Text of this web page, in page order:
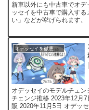
新車以外にも中古車でオ
ッセイを中古車で購入す
い」などが挙げられます。
で探して在庫確認や車両
オデッセイを徹底評価！
オデッセイのモデルチェ
チェンジ推移 2023年12月
販 2020年11月5日 オデッ